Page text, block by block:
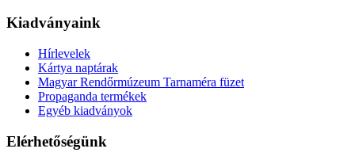
Kiadványaink
Hírlevelek
Kártya naptárak
Magyar Rendőrmúzeum Tarnaméra füzet
Propaganda termékek
Egyéb kiadványok
Elérhetőségünk